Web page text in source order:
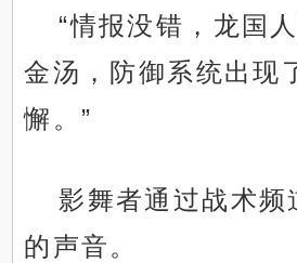
“情报没错，龙国
金汤，防御系统出现
懈。”
影舞者通过战术频
的声音。